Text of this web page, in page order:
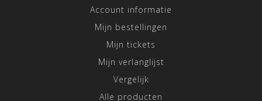
Account informatie
Mijn bestellingen
Mijn tickets
Mijn verlanglijst
Vergelijk
Alle producten